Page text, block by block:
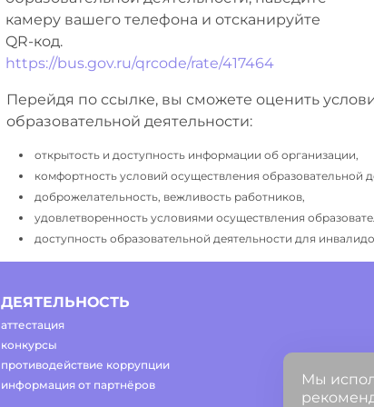
камеру вашего телефона и отсканируйте
QR-код.
https://bus.gov.ru/qrcode/rate/417464
Перейдя по ссылке, вы сможете оценить
образовательной деятельности:
открытость и доступность информации об организации,
комфортность условий осуществления образовательной
доброжелательность, вежливость работников,
удовлетворенность условиями осуществления
доступность образовательной деятельности для
ДЕЯТЕЛЬНОСТЬ
аттестация
конкурсы
противодействие коррупции
информация от партнёров
Мы